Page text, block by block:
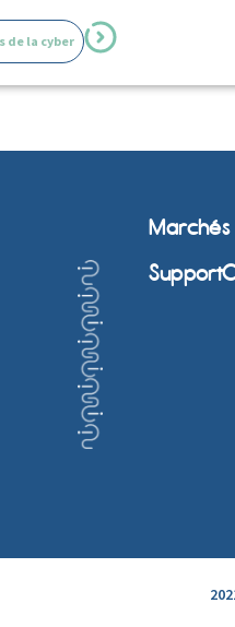
de la cyber
Marchés
Support